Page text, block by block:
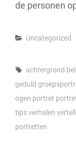
de personen
Categories
Uncategorized
Tags,
achtergrond
geduld
ogen portret
tipsverhalen
portretten